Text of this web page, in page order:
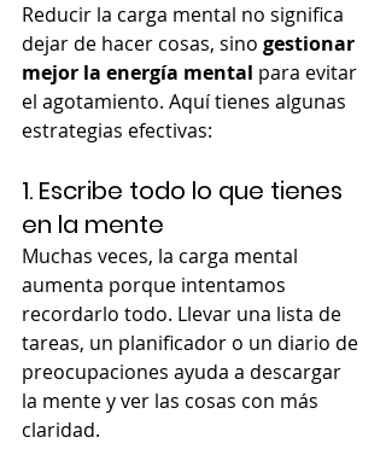
Reducir la carga mental no significa
dejar de hacer cosas, sino gestionar
mejor la energía mental para evitar
el agotamiento. Aquí tienes algunas
estrategias efectivas:
1. Escribe todo lo que tienes
en la mente
Muchas veces, la carga mental
aumenta porque intentamos
recordarlo todo. Llevar una lista de
tareas, un planificador o un diario de
preocupaciones ayuda a descargar
la mente y ver las cosas con más
claridad.